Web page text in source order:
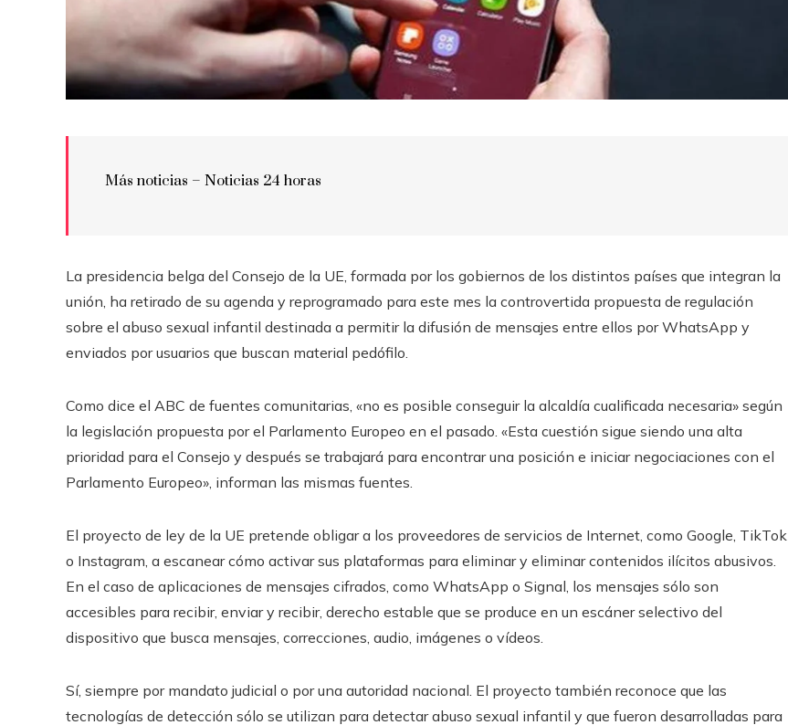
Más noticias – Noticias 24 horas
La presidencia belga del Consejo de la UE, formada por los gobiernos de los distintos países que integran la
unión, ha retirado de su agenda y reprogramado para este mes la controvertida propuesta de regulación
sobre el abuso sexual infantil destinada a permitir la difusión de mensajes entre ellos por WhatsApp y
enviados por usuarios que buscan material pedófilo.
Como dice el ABC de fuentes comunitarias, «no es posible conseguir la alcaldía cualificada necesaria» según
la legislación propuesta por el Parlamento Europeo en el pasado. «Esta cuestión sigue siendo una alta
prioridad para el Consejo y después se trabajará para encontrar una posición e iniciar negociaciones con el
Parlamento Europeo», informan las mismas fuentes.
El proyecto de ley de la UE pretende obligar a los proveedores de servicios de Internet, como Google, TikTok
o Instagram, a escanear cómo activar sus plataformas para eliminar y eliminar contenidos ilícitos abusivos.
En el caso de aplicaciones de mensajes cifrados, como WhatsApp o Signal, los mensajes sólo son
accesibles para recibir, enviar y recibir, derecho estable que se produce en un escáner selectivo del
dispositivo que busca mensajes, correcciones, audio, imágenes o vídeos.
Sí, siempre por mandato judicial o por una autoridad nacional. El proyecto también reconoce que las
tecnologías de detección sólo se utilizan para detectar abuso sexual infantil y que fueron desarrolladas para